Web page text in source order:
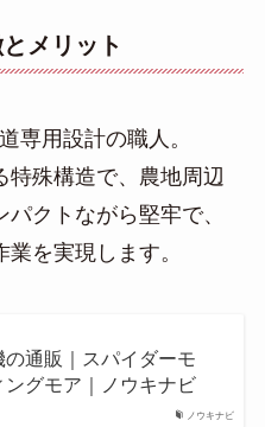
メリット
専用設計の職人。
特殊構造で、農地周辺
クトながら堅牢で、
を実現します。
ノウキナビ
の通販｜スパイダーモ
ングモア｜ノウキナビ